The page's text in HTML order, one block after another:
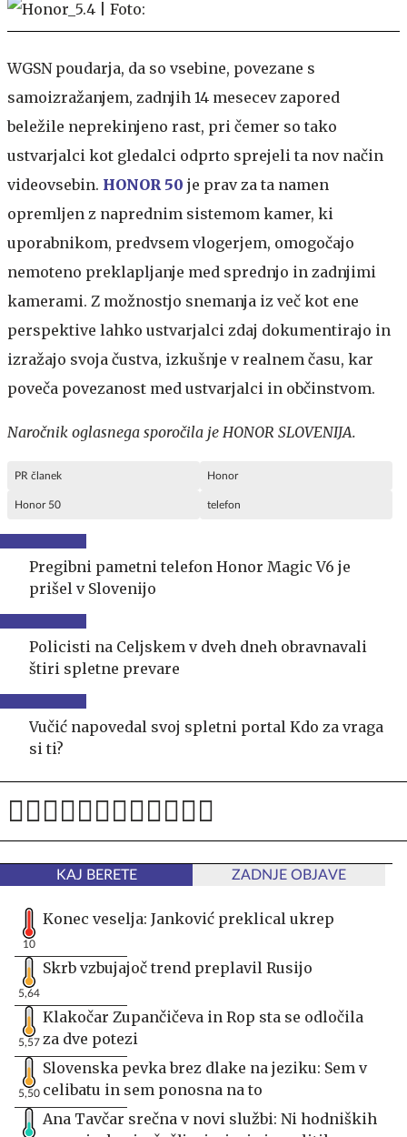
WGSN poudarja, da so vsebine, povezane s
samoizražanjem, zadnjih 14 mesecev zapored
beležile neprekinjeno rast, pri čemer so tako
ustvarjalci kot gledalci odprto sprejeli ta nov način
videovsebin. HONOR 50 je prav za ta namen
opremljen z naprednim sistemom kamer, ki
uporabnikom, predvsem vlogerjem, omogočajo
nemoteno preklapljanje med sprednjo in zadnjimi
kamerami. Z možnostjo snemanja iz več kot ene
perspektive lahko ustvarjalci zdaj dokumentirajo in
izražajo svoja čustva, izkušnje v realnem času, kar
poveča povezanost med ustvarjalci in občinstvom.
Naročnik oglasnega sporočila je HONOR SLOVENIJA.
PR članek Honor
Honor 50 telefon
Pregibni pametni telefon Honor Magic V6 je
prišel v Slovenijo
Policisti na Celjskem v dveh dneh obravnavali
štiri spletne prevare
Vučić napovedal svoj spletni portal Kdo za vraga
si ti?
KAJ BERETE ZADNJE OBJAVE
10
Konec veselja: Janković preklical ukrep
5,64
Skrb vzbujajoč trend preplavil Rusijo
5,57
Klakočar Zupančičeva in Rop sta se odločila
za dve potezi
5,50
Slovenska pevka brez dlake na jeziku: Sem v
celibatu in sem ponosna na to
Ana Tavčar srečna v novi službi: Ni hodniških